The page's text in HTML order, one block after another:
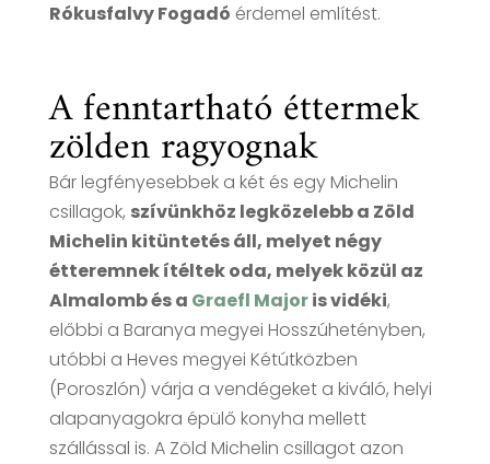
Rókusfalvy Fogadó érdemel említést.
A fenntartható éttermek
zölden ragyognak
Bár legfényesebbek a két és egy Michelin
csillagok, szívünkhöz legközelebb a Zöld
Michelin kitüntetés áll, melyet négy
étteremnek ítéltek oda, melyek közül az
Almalomb és a Graefl Majoris vidéki,
előbbi a Baranya megyei Hosszúhetényben,
utóbbi a Heves megyei Kétútközben
(Poroszlón) várja a vendégeket a kiváló, helyi
alapanyagokra épülő konyha mellett
szállással is. A Zöld Michelin csillagot azon